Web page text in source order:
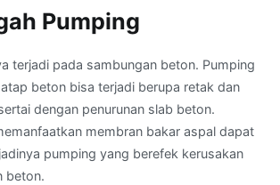
Pumping
terjadi pada sambungan beton. Pumping
beton bisa terjadi berupa retak dan
dengan penurunan slab beton.
membran bakar aspal dapat
pumping yang berefek kerusakan
beton.